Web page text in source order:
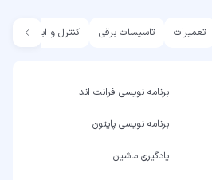
تعمیرات تاسیسات برقی کنترل و ابزار دقیق
برنامه نویسی فرانت اند
برنامه نویسی پایتون
یادگیری ماشین